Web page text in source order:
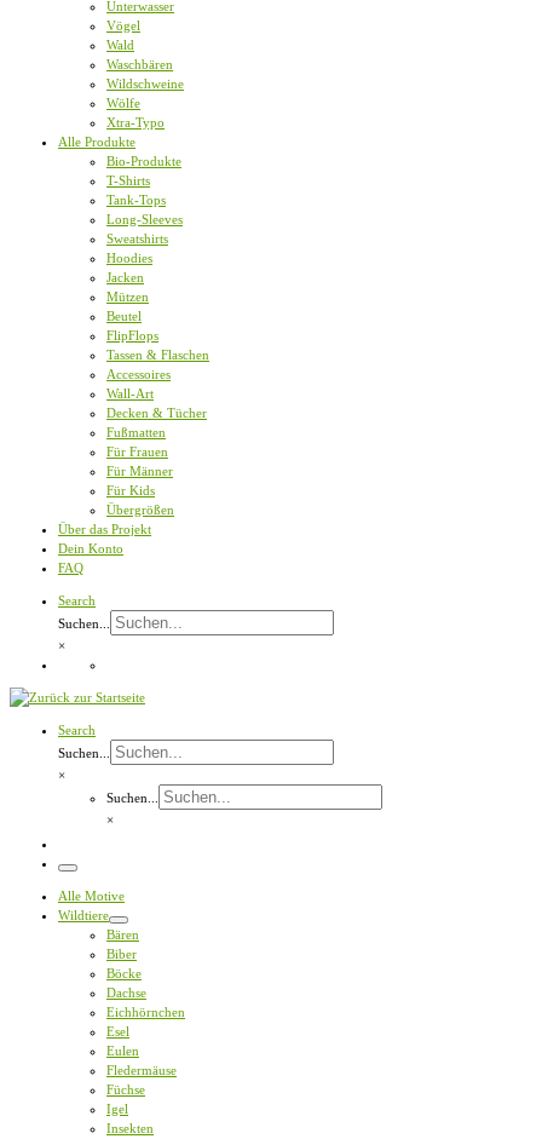
Unterwasser
Vögel
Wald
Waschbären
Wildschweine
Wölfe
Xtra-Typo
Alle Produkte
Bio-Produkte
T-Shirts
Tank-Tops
Long-Sleeves
Sweatshirts
Hoodies
Jacken
Mützen
Beutel
FlipFlops
Tassen & Flaschen
Accessoires
Wall-Art
Decken & Tücher
Fußmatten
Für Frauen
Für Männer
Für Kids
Übergrößen
Über das Projekt
Dein Konto
FAQ
Search
Suchen...
×
Search
Suchen...
×
Suchen...
×
Menü
Alle Motive
Wildtiere
Bären
Biber
Böcke
Dachse
Eichhörnchen
Esel
Eulen
Fledermäuse
Füchse
Igel
Insekten